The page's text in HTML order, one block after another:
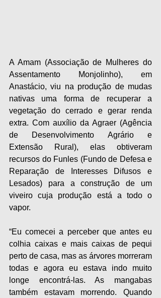
A Amam (Associação de Mulheres do
Assentamento Monjolinho), em
Anastácio, viu na produção de mudas
nativas uma forma de recuperar a
vegetação do cerrado e gerar renda
extra. Com auxílio da Agraer (Agência
de Desenvolvimento Agrário e
Extensão Rural), elas obtiveram
recursos do Funles (Fundo de Defesa e
Reparação de Interesses Difusos e
Lesados) para a construção de um
viveiro cuja produção está a todo o
vapor.
“Eu comecei a perceber que antes eu
colhia caixas e mais caixas de pequi
perto de casa, mas as árvores morreram
todas e agora eu estava indo muito
longe encontrá-las. As mangabas
também estavam morrendo. Quando